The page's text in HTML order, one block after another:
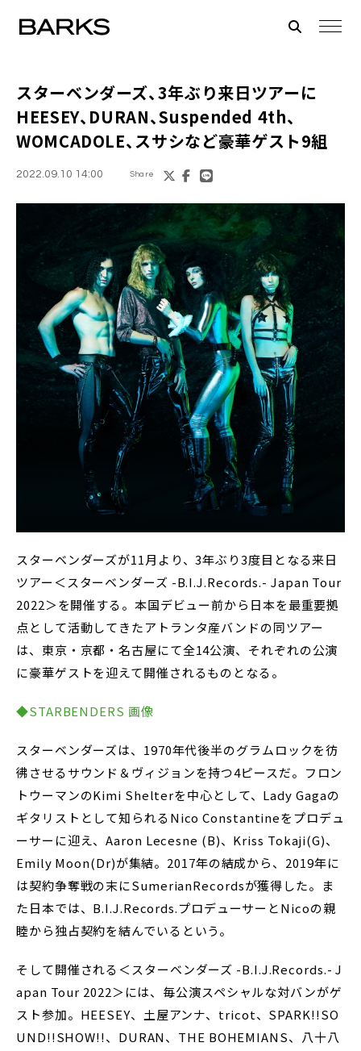
スターベンダーズ、3年ぶり来日ツアーに
HEESEY、DURAN、Suspended 4th、
WOMCADOLE、スサシなど豪華ゲスト9組
2022.09.10 14:00 Share
スターベンダーズが11月より、3年ぶり3度目となる来日
ツアー＜スターベンダーズ -B.I.J.Records.- Japan Tour
2022＞を開催する。本国デビュー前から日本を最重要拠
点として活動してきたアトランタ産バンドの同ツアー
は、東京・京都・名古屋にて全14公演、それぞれの公演
に豪華ゲストを迎えて開催されるものとなる。
◆STARBENDERS 画像
スターベンダーズは、1970年代後半のグラムロックを彷
彿させるサウンド＆ヴィジョンを持つ4ピースだ。フロン
トウーマンのKimi Shelterを中心として、Lady Gagaの
ギタリストとして知られるNico Constantineをプロデュ
ーサーに迎え、Aaron Lecesne (B)、Kriss Tokaji(G)、
Emily Moon(Dr)が集結。2017年の結成から、2019年に
は契約争奪戦の末にSumerianRecordsが獲得した。ま
た日本では、B.I.J.Records.プロデューサーとNicoの親
睦から独占契約を結んでいるという。
そして開催される＜スターベンダーズ -B.I.J.Records.- J
apan Tour 2022＞には、毎公演スペシャルな対バンがゲ
スト参加。HEESEY、土屋アンナ、tricot、SPARK!!SO
UND!!SHOW!!、DURAN、THE BOHEMIANS、八十八